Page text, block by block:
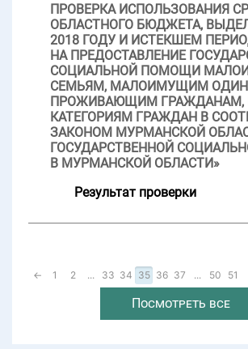
ПРОВЕРКА ИСПОЛЬЗОВАНИЯ
ОБЛАСТНОГО БЮДЖЕТА,
2018 ГОДУ И ИСТЕКШЕМ
НА ПРЕДОСТАВЛЕНИЕ
СОЦИАЛЬНОЙ ПОМОЩИ
СЕМЬЯМ, МАЛОИМУЩИМ
ПРОЖИВАЮЩИМ
КАТЕГОРИЯМ ГРАЖДАН В
ЗАКОНОМ МУРМАНСКОЙ
ГОСУДАРСТВЕННОЙ
В МУРМАНСКОЙ ОБЛАСТИ»
Результат проверки
← 1 2 ... 33 34 35 36 37 ... 50 51
Посмотреть все